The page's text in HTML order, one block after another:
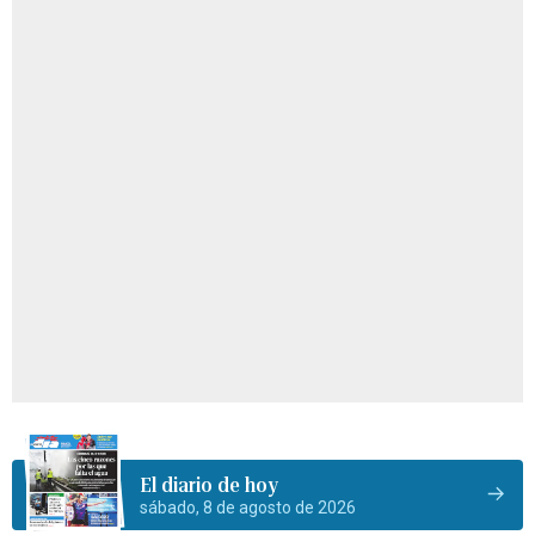
El diario de hoy
sábado, 8 de agosto de 2026